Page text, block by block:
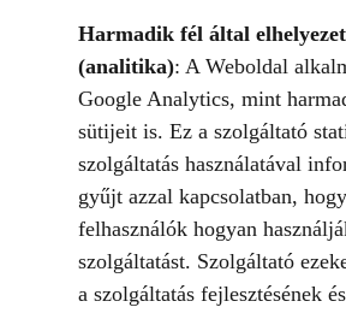
Harmadik fél által
(analitika): A Weboldal
Google Analytics, mint
sütijeit is. Ez a szolgáltató
szolgáltatás használatával
gyűjt azzal kapcsolatban,
felhasználók hogyan
szolgáltatást. Szolgáltató
a szolgáltatás fejlesztésének